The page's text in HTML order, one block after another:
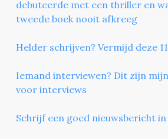
debuteerde met een thriller en
tweede boek nooit afkreeg
Helder schrijven? Vermijd deze
Iemand interviewen? Dit zijn
voor interviews
Schrijf een goed nieuwsbericht in